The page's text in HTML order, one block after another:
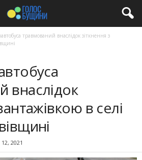
травмований внаслідок зіткнення з
внаслідок
в селі
2021